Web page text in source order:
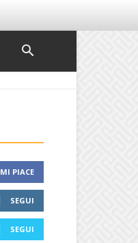
MI PIACE
SEGUI
SEGUI